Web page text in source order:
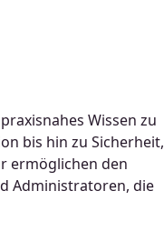
Wissen zu
bis hin zu Sicherheit,
ermöglichen den
Administratoren, die